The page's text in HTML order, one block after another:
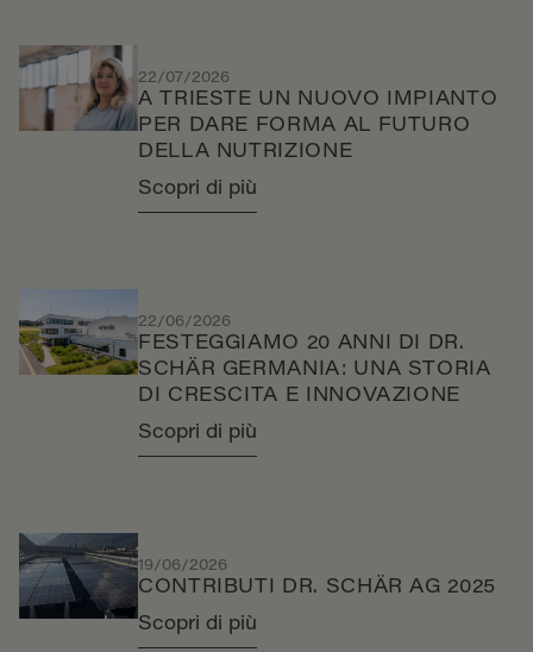
22/07/2026
A TRIESTE UN NUOVO IMPIANTO
PER DARE FORMA AL FUTURO
DELLA NUTRIZIONE
Scopri di più
22/06/2026
FESTEGGIAMO 20 ANNI DI DR.
SCHÄR GERMANIA: UNA STORIA
DI CRESCITA E INNOVAZIONE
Scopri di più
19/06/2026
CONTRIBUTI DR. SCHÄR AG 2025
Scopri di più